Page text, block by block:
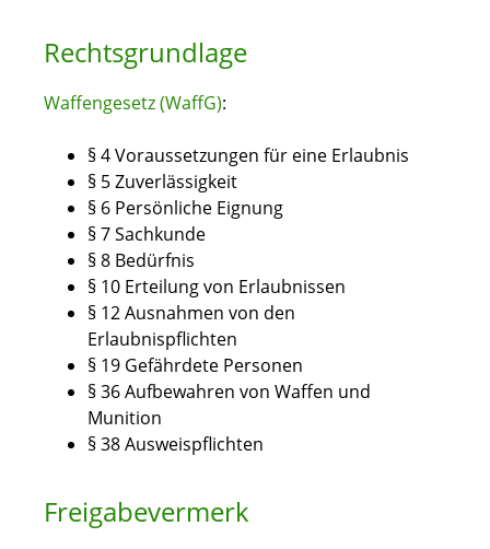
Rechtsgrundlage
Waffengesetz (WaffG):
§ 4 Voraussetzungen für eine Erlaubnis
§ 5 Zuverlässigkeit
§ 6 Persönliche Eignung
§ 7 Sachkunde
§ 8 Bedürfnis
§ 10 Erteilung von Erlaubnissen
§ 12 Ausnahmen von den
Erlaubnispflichten
§ 19 Gefährdete Personen
§ 36 Aufbewahren von Waffen und
Munition
§ 38 Ausweispflichten
Freigabevermerk